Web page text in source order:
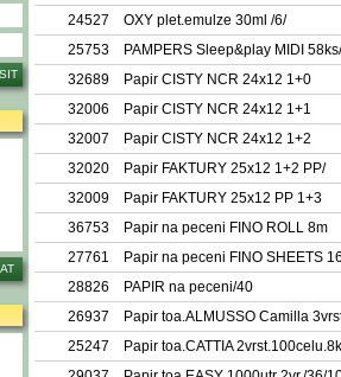
24527
OXY plet.emulze 30ml /6/
25753
PAMPERS Sleep&play MIDI
32689
Papir CISTY NCR 24x12 1+0
32006
Papir CISTY NCR 24x12 1+1
32007
Papir CISTY NCR 24x12 1+2
32020
Papir FAKTURY 25x12 1+2 PP/
32009
Papir FAKTURY 25x12 PP 1+3
36753
Papir na peceni FINO ROLL 8m
27761
Papir na peceni FINO SHEETS
28826
PAPIR na peceni/40
26937
Papir toa.ALMUSSO Camilla
25247
Papir toa.CATTIA